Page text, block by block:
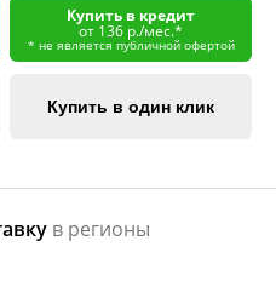
Купить в кредит
от 136 р./мес.*
* не является публичной офертой
Купить в один клик
в регионы